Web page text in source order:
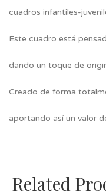
cuadros infantiles-
Este cuadro está
dando un toque de
Creado de forma
aportando así un valor
Related